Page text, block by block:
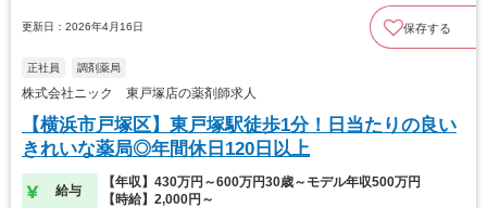
更新日：2026年4月16日 保存する
正社員 調剤薬局
株式会社ニック 東戸塚店の薬剤師求人
【横浜市戸塚区】東戸塚駅徒歩1分！日当たりの良い
きれいな薬局◎年間休日120日以上
給与
【年収】430万円～600万円30歳～モデル年収500万円
【時給】2,000円～